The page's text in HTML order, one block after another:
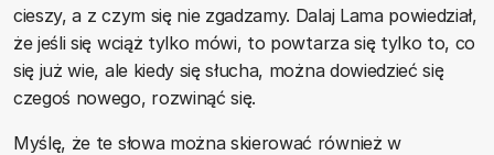
cieszy, a z czym się nie zgadzamy. Dalaj Lama powiedział,
że jeśli się wciąż tylko mówi, to powtarza się tylko to, co
się już wie, ale kiedy się słucha, można dowiedzieć się
czegoś nowego, rozwinąć się.
Myślę, że te słowa można skierować również w